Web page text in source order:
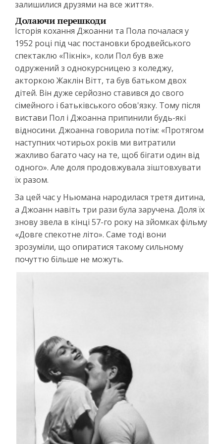
залишилися друзями на все життя».
Долаючи перешкоди
Історія кохання Джоанни та Пола почалася у
1952 році під час постановки бродвейського
спектаклю «Пікнік», коли Пол був вже
одружений з однокурсницею з коледжу,
акторкою Жаклін Вітт, та був батьком двох
дітей. Він дуже серйозно ставився до свого
сімейного і батьківського обов'язку. Тому після
вистави Пол і Джоанна припинили будь-які
відносини. Джоанна говорила потім: «Протягом
наступних чотирьох років ми витратили
жахливо багато часу на те, щоб бігати один від
одного». Але доля продовжувала зіштовхувати
їх разом.
За цей час у Ньюмана народилася третя дитина,
а Джоанн навіть три рази була заручена. Доля їх
знову звела в кінці 57-го року на зйомках фільму
«Довге спекотне літо». Саме тоді вони
зрозуміли, що опиратися такому сильному
почуттю більше не можуть.